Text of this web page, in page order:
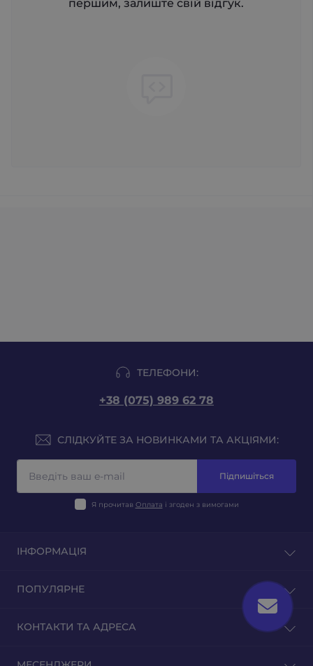
першим, залиште свій відгук.
ТЕЛЕФОНИ:
+38 (075) 989 62 78
СЛІДКУЙТЕ ЗА НОВИНКАМИ ТА АКЦІЯМИ:
Підпишіться
Я прочитав Оплата і згоден з вимогами
ІНФОРМАЦІЯ
Відгуки
Повернення товару
ПОПУЛЯРНЕ
Тютюн для гільз
КОНТАКТИ ТА АДРЕСА